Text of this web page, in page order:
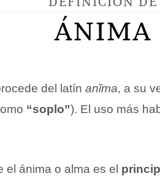
ÁNIMA
del latín anĭma, a su
“soplo”). El uso más
el ánima o alma es el